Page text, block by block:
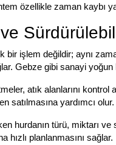
özellikle zaman kaybı
bir işlem değildir; aynı
Gebze gibi sanayi
atık alanlarını
satılmasına yardımcı olur.
hurdanın türü, miktarı
hızlı planlanmasını sağlar.